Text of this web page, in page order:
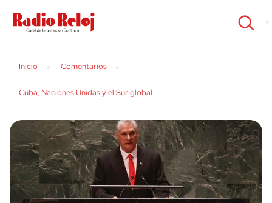
cerrar
Inicio Comentarios
Cuba, Naciones Unidas y el Sur global